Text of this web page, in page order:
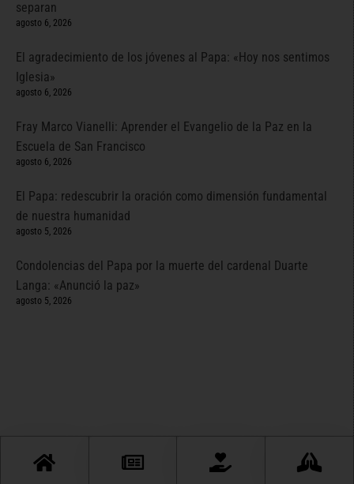
separan
agosto 6, 2026
El agradecimiento de los jóvenes al Papa: «Hoy nos sentimos
Iglesia»
agosto 6, 2026
Fray Marco Vianelli: Aprender el Evangelio de la Paz en la
Escuela de San Francisco
agosto 6, 2026
El Papa: redescubrir la oración como dimensión fundamental
de nuestra humanidad
agosto 5, 2026
Condolencias del Papa por la muerte del cardenal Duarte
Langa: «Anunció la paz»
agosto 5, 2026